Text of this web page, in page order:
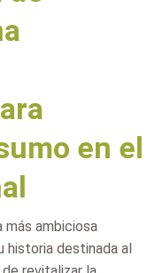
en el
más ambiciosa
historia destinada al